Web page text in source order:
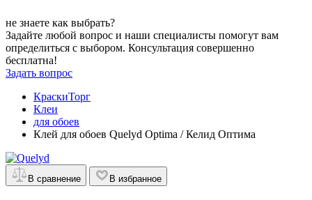
не знаете как выбрать?
Задайте любой вопрос и наши специалисты помогут вам
определиться с выбором. Консультация совершенно
бесплатна!
Задать вопрос
КраскиТорг
Клеи
для обоев
Клей для обоев Quelyd Optima / Келид Оптима
В сравнение В избранное